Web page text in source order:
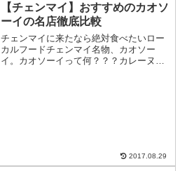
【チェンマイ】おすすめのカオソ
ーイの名店徹底比較
チェンマイに来たなら絶対食べたいロー
カルフードチェンマイ名物、カオソー
イ。カオソーイって何？？？カレーヌー
2017.08.29